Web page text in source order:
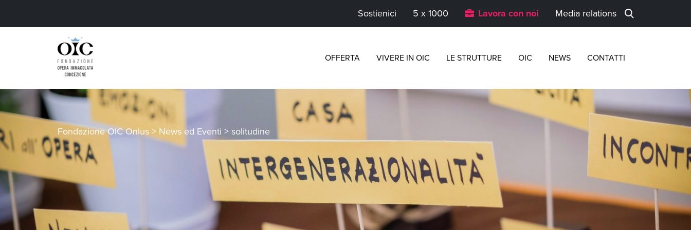
Sostienici 5 x 1000 Lavora con noi Media relations
OFFERTA VIVERE IN OIC LE STRUTTURE OIC NEWS CONTATTI
Fondazione OIC Onlus > News ed Eventi > solitudine